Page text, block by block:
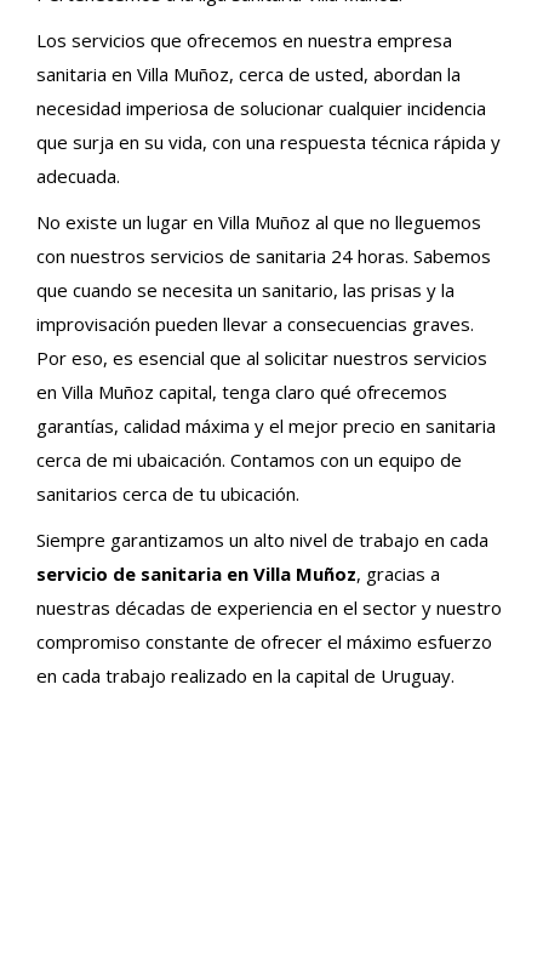
Los servicios que ofrecemos en nuestra empresa
sanitaria en Villa Muñoz, cerca de usted, abordan la
necesidad imperiosa de solucionar cualquier incidencia
que surja en su vida, con una respuesta técnica rápida y
adecuada.
No existe un lugar en Villa Muñoz al que no lleguemos
con nuestros servicios de sanitaria 24 horas. Sabemos
que cuando se necesita un sanitario, las prisas y la
improvisación pueden llevar a consecuencias graves.
Por eso, es esencial que al solicitar nuestros servicios
en Villa Muñoz capital, tenga claro qué ofrecemos
garantías, calidad máxima y el mejor precio en sanitaria
cerca de mi ubaicación. Contamos con un equipo de
sanitarios cerca de tu ubicación.
Siempre garantizamos un alto nivel de trabajo en cada
servicio de sanitaria en Villa Muñoz, gracias a
nuestras décadas de experiencia en el sector y nuestro
compromiso constante de ofrecer el máximo esfuerzo
en cada trabajo realizado en la capital de Uruguay.